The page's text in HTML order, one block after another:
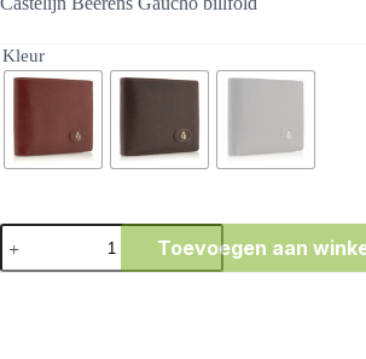
Kleur
Castelijn
Beerens
Gaucho
Toevoegen aan